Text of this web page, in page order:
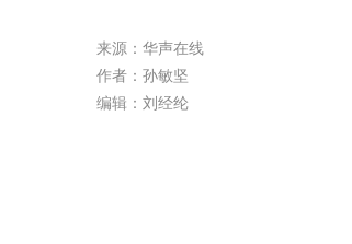
来源：华声在线
作者：孙敏坚
编辑：刘经纶